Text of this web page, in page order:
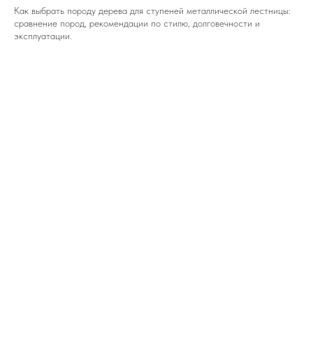
Как выбрать породу дерева для ступеней металлической лестницы:
сравнение пород, рекомендации по стилю, долговечности и
эксплуатации.